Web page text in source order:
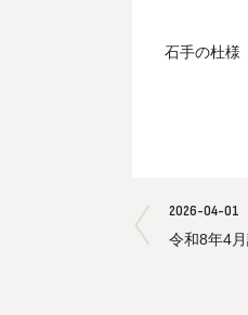
石手の杜
2026-04-01
令和8年4